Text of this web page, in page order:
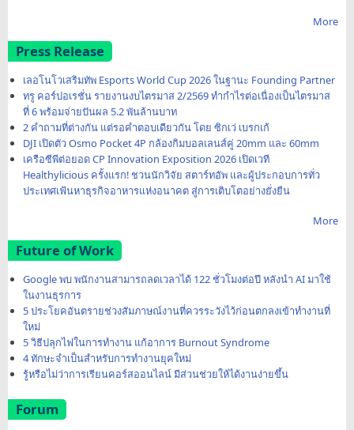
More
Press Release
เลอโนโวเสริมทัพ Esports World Cup 2026 ในฐานะ Founding Partner
ทรู คอร์ปอเรชั่น รายงานงบไตรมาส 2/2569 ทำกำไรต่อเนื่องเป็นไตรมาส
ที่ 6 พร้อมจ่ายปันผล 5.2 พันล้านบาท
2 คำถามที่ต่างกัน แต่รอคำตอบเดียวกัน โดย ซิกเว่ เบรกเก้
DJI เปิดตัว Osmo Pocket 4P กล้องกิมบอลเลนส์คู่ 20mm และ 60mm
เครือซีพีต่อยอด CP Innovation Exposition 2026 เปิดเวที
Healthylicious ครั้งแรก! ชวนนักวิจัย สตาร์ทอัพ และผู้ประกอบการทั่ว
ประเทศเฟ้นหาธุรกิจอาหารแห่งอนาคต สู่การเติบโตอย่างยั่งยืน
More
Future of Work
Google พบ พนักงานสามารถลดเวลาได้ 122 ชั่วโมงต่อปี หลังนำ AI มาใช้
ในงานธุรการ
5 ประโยคอันตรายช่วงสัมภาษณ์งานที่ควรระวังไว้ก่อนตกลงเข้าทำงานที่
ใหม่
5 วิธีปลุกไฟในการทำงาน แก้อาการ Burnout Syndrome
4 ทักษะจำเป็นสำหรับการทำงานยุคใหม่
รู้หรือไม่ว่าการเรียนคอร์สออนไลน์ มีส่วนช่วยให้ได้งานง่ายขึ้น
Forum